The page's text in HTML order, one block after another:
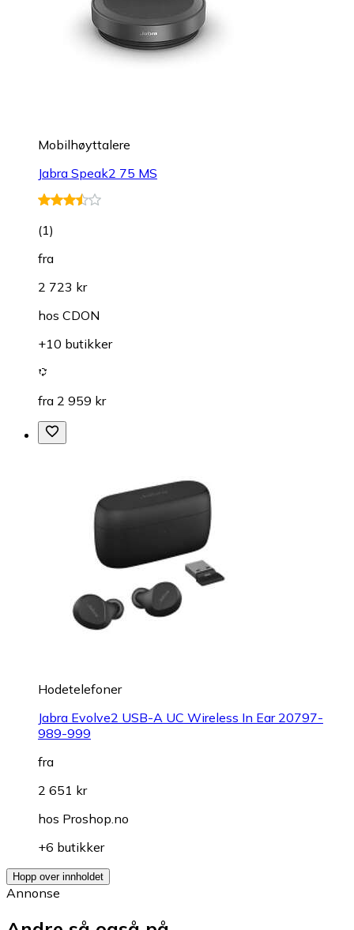
Mobilhøyttalere
Jabra Speak2 75 MS
(1)
fra
2 723 kr
hos CDON
+10 butikker
fra 2 959 kr
Hodetelefoner
Jabra Evolve2 USB-A UC Wireless In Ear 20797-
989-999
fra
2 651 kr
hos Proshop.no
+6 butikker
Hopp over innholdet
Annonse